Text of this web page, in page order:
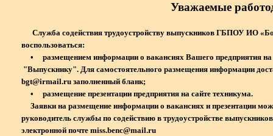
Уважаемые
Служба содействия трудоустройству выпускников ГБПОУ ИО
воспользоваться:
• размещением информации о вакансиях Вашего
"Выпускнику". Для самостоятельного размещения информации
bgt@irmail.ru заполненный бланк;
• размещение презентации предприятия на сайте техникума.
Заявки на размещение информации о вакансиях и презентации
руководитель службы по содействию в трудоустройстве
электронной почте miss.benc@mail.ru